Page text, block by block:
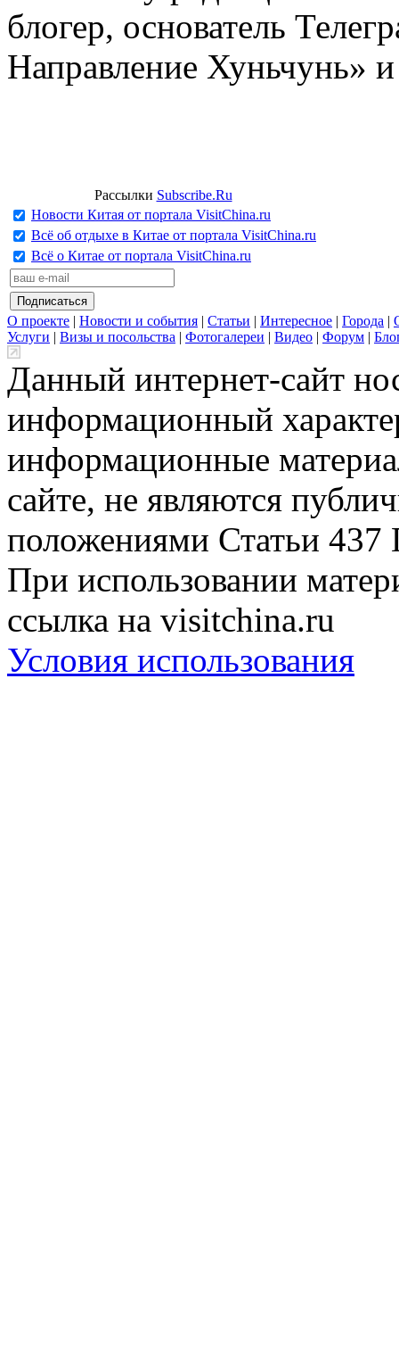
блогер, основатель
Направление Хуньчунь»
Рассылки Subscribe.Ru
Новости Китая от портала VisitChina.ru
Всё об отдыхе в Китае от портала VisitChina.ru
Всё о Китае от портала VisitChina.ru
О проекте | Новости и события | Статьи | Интересное | Города |
Услуги | Визы и посольства | Фотогалереи | Видео | Форум |
Данный интернет-сайт
информационный
информационные
сайте, не являются
положениями Статьи 437
При использовании
ссылка на visitchina.ru
Условия использования